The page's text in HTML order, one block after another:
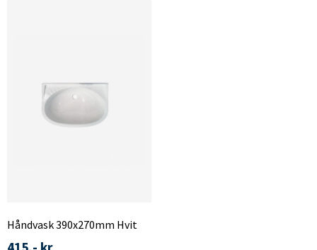
Håndvask 390x270mm Hvit